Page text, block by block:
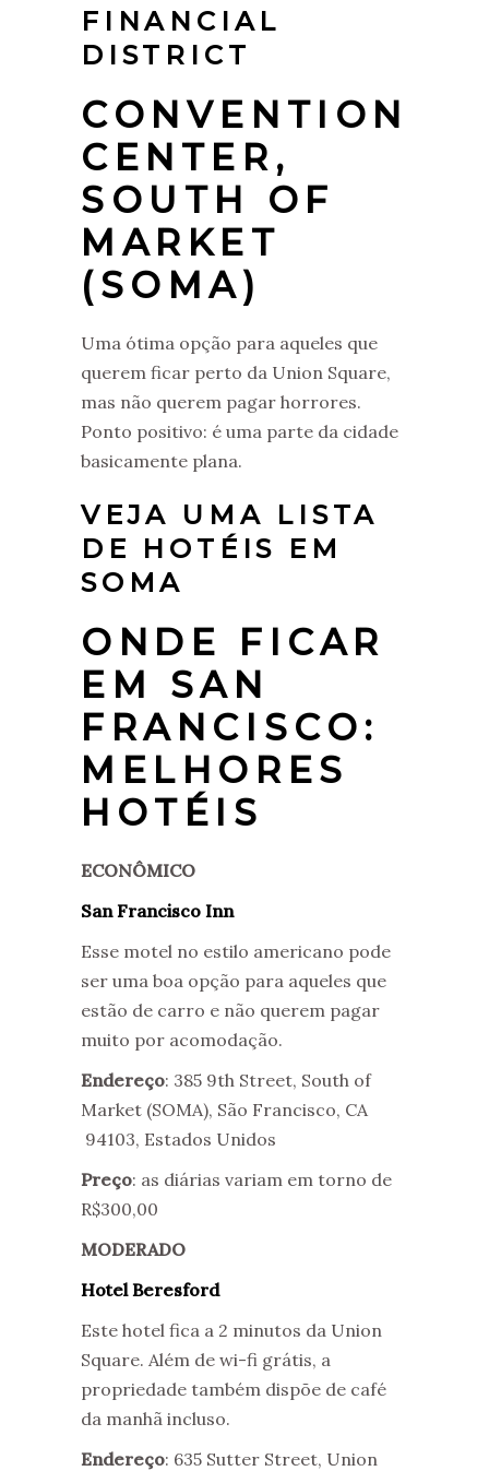
FINANCIAL
DISTRICT
CONVENTION
CENTER,
SOUTH OF
MARKET
(SOMA)
Uma ótima opção para aqueles que
querem ficar perto da Union Square,
mas não querem pagar horrores.
Ponto positivo: é uma parte da cidade
basicamente plana.
VEJA UMA LISTA
DE HOTÉIS EM
SOMA
ONDE FICAR
EM SAN
FRANCISCO:
MELHORES
HOTÉIS
ECONÔMICO
San Francisco Inn
Esse motel no estilo americano pode
ser uma boa opção para aqueles que
estão de carro e não querem pagar
muito por acomodação.
Endereço: 385 9th Street, South of
Market (SOMA), São Francisco, CA
94103, Estados Unidos
Preço: as diárias variam em torno de
R$300,00
MODERADO
Hotel Beresford
Este hotel fica a 2 minutos da Union
Square. Além de wi-fi grátis, a
propriedade também dispõe de café
da manhã incluso.
Endereço: 635 Sutter Street, Union